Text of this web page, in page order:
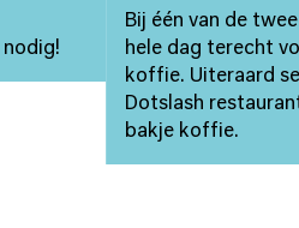
Bij één van de
hele dag terecht
koffie. Uiteraard
Dotslash
bakje koffie.